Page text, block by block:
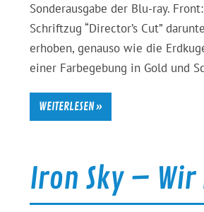
Sonderausgabe der Blu-ray.
Schriftzug “Director’s Cut”
erhoben, genauso wie die
einer Farbegebung in Gold
WEITERLESEN »
Iron Sky –